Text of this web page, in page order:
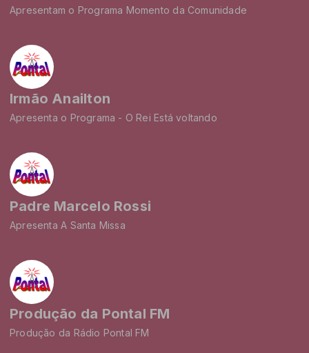
Apresentam o Programa Momento da Comunidade
Irmão Anailton
Apresenta o Programa - O Rei Está voltando
Padre Marcelo Rossi
Apresenta A Santa Missa
Produção da Pontal FM
Produção da Rádio Pontal FM